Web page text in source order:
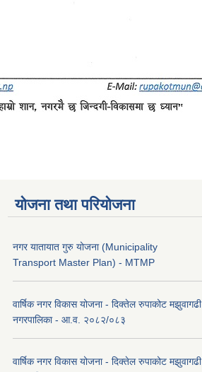
योजना तथा परियोजना
नगर यातायात गुरु योजना (Municipality
Transport Master Plan) - MTMP
वार्षिक नगर विकास योजना - दिक्तेल रुपाकोट मझुवागढी
नगरपालिका - आ.व. २०८२/०८३
वार्षिक नगर विकास योजना - दिक्तेल रुपाकोट मझुवागढी